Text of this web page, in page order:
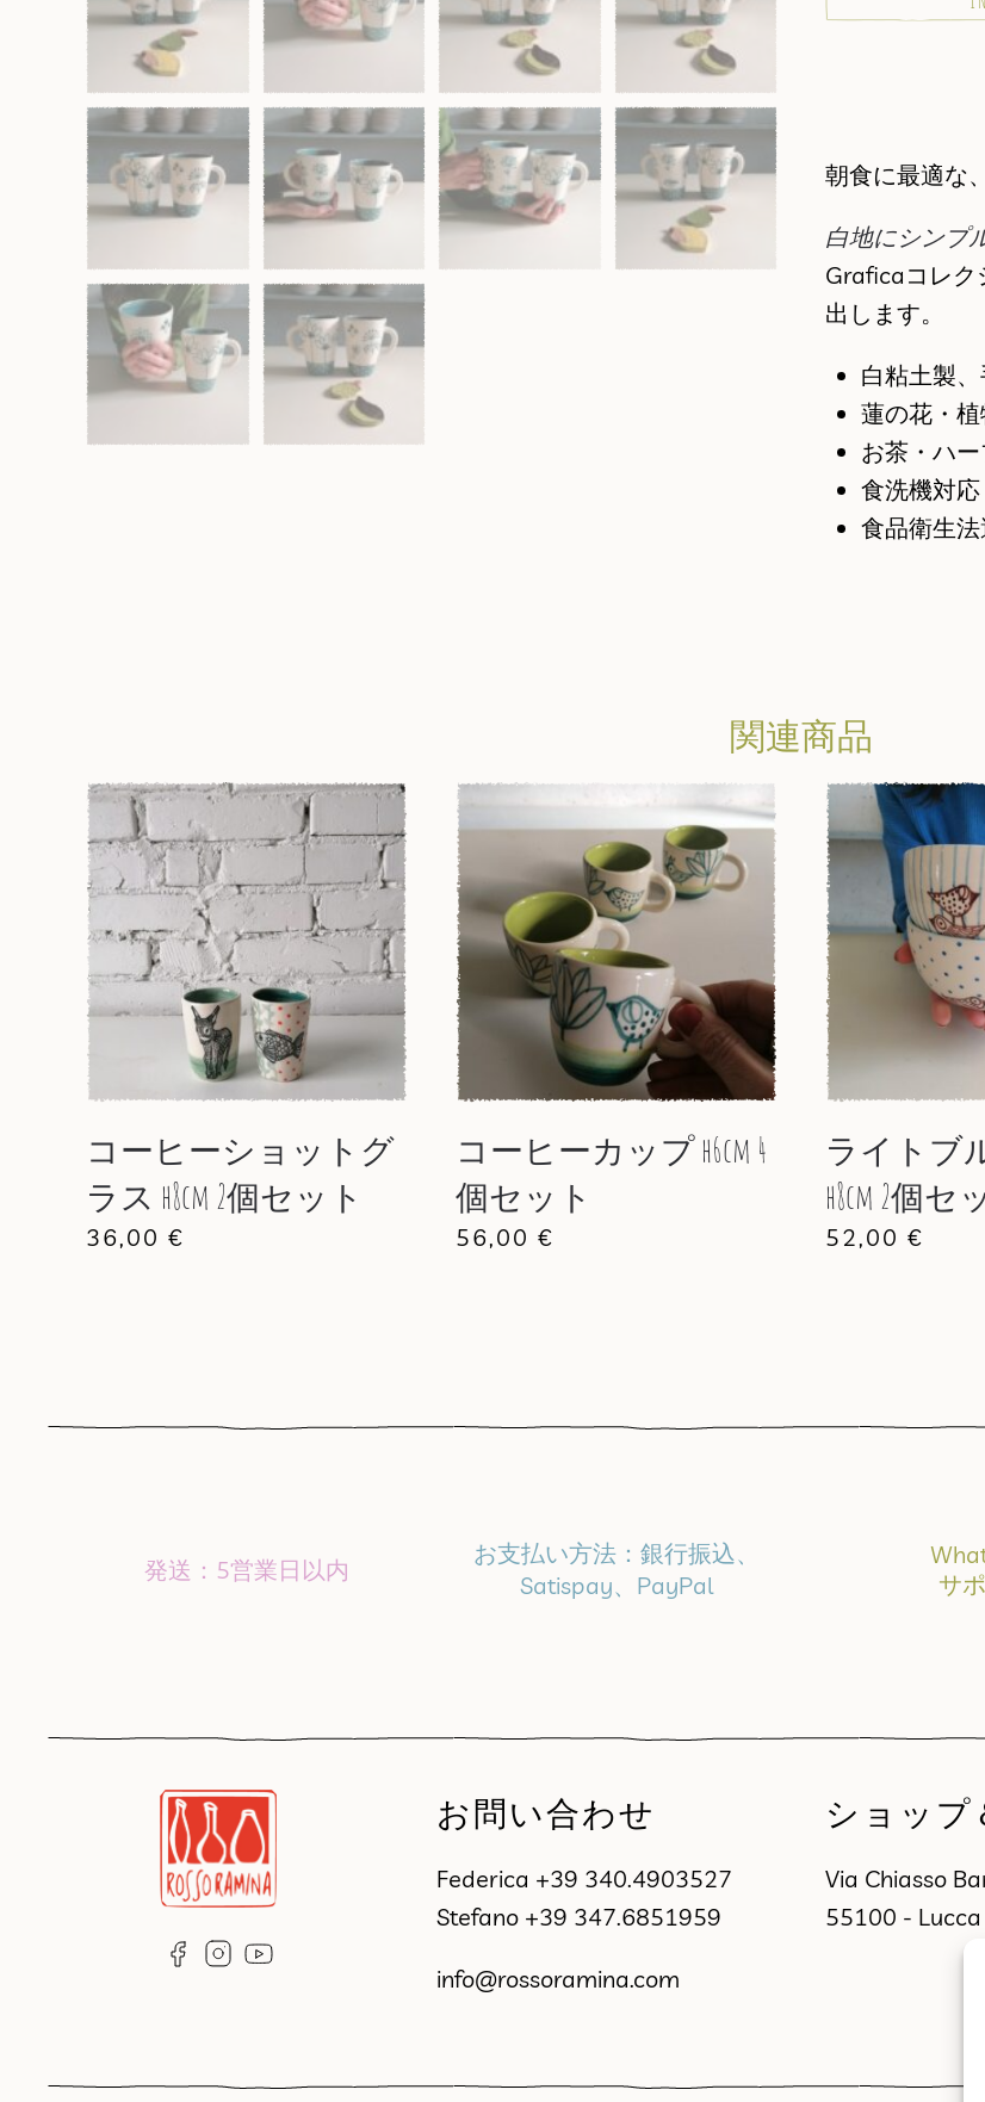
朝食に最適な
白地にシンプ
Graficaコレク
出します。
白粘土製
蓮の花・
お茶・ハ
食洗機対応
食品衛生法
関連商品
コーヒーショットグ
ラス h8cm 2個セット
36,00 €
コーヒーカップ h6cm 4
個セット
56,00 €
ライトブ
h8cm 2個セ
52,00 €
発送：5営業日以内
お支払い方法：銀行振込、
Satispay、PayPal
サ
お問い合わせ
Federica +39 340.4903527
Stefano +39 347.6851959
info@rossoramina.com
ショップ
Via Chiasso
55100 - Lucca